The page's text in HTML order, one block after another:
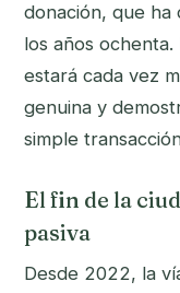
donación, que ha
los años
estará cada vez
genuina y
simple
El fin de la
pasiva
Desde 2022, la